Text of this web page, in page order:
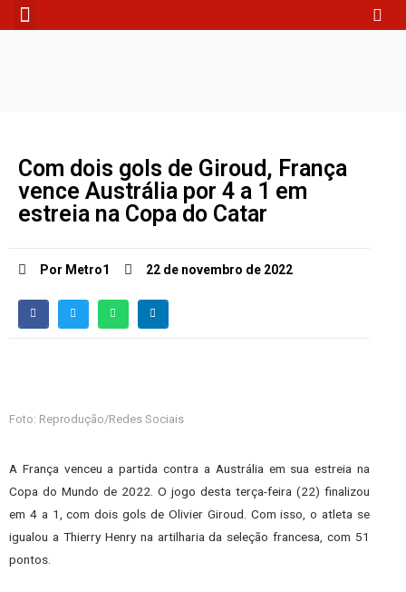
Com dois gols de Giroud, França
vence Austrália por 4 a 1 em
estreia na Copa do Catar
Por Metro1 22 de novembro de 2022
Foto: Reprodução/Redes Sociais
A França venceu a partida contra a Austrália em sua estreia na
Copa do Mundo de 2022. O jogo desta terça-feira (22) finalizou
em 4 a 1, com dois gols de Olivier Giroud. Com isso, o atleta se
igualou a Thierry Henry na artilharia da seleção francesa, com 51
pontos.